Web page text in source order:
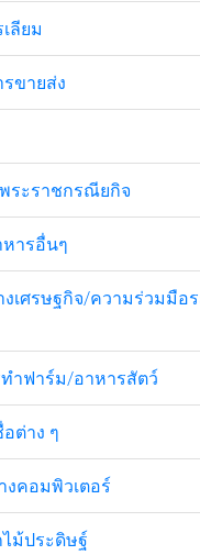
ลียม
ขายส่ง
ระราชกรณียกิจ
ารอื่นๆ
เศรษฐกิจ/ความร่วมมือ
ำฟาร์ม/อาหารสัตว์
ต่าง ๆ
คอมพิวเตอร์
ม้ประดิษฐ์